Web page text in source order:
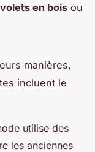
volets en bois ou
manières,
incluent le
utilise des
les anciennes